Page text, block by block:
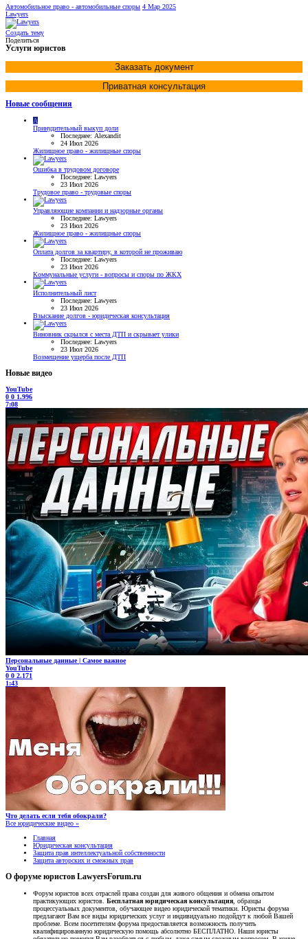
Автомобильное право - автомобильные споры 4 Мар 2025
Lawyers
Создать тему
Поделиться
Услуги юристов
Заказать документ
Приватная консультация
Новые сообщения
A
Принудительный выкуп доли
Последнее: Alexandit
24 Июл 2026
Жилищное право - жилищные споры
Ошибка в трудовом договоре
Последнее: Lawyers
23 Июл 2026
Трудовое право - трудовые споры
Управляющие компании и надзорные органы
Последнее: Lawyers
23 Июл 2026
Жилищное право - жилищные споры
Оплата долгов за квартиру, в которой не проживаю
Последнее: Lawyers
23 Июл 2026
Коммунальные услуги - вопросы и споры по ЖКХ
Исполнительный лист
Последнее: Lawyers
23 Июл 2026
Взыскание долгов - юридическая консультация
Виновник скрылся с места ДТП и скрывает улики
Последнее: Lawyers
23 Июл 2026
Возмещение ущерба после ДТП
Новые видео
YouTube
0 0 1.996
7:08
Персональные данные | Самое важное
YouTube
0 0 2.171
1:43
Что делать если тебя обокрали?
Все юридические видео »
Главная
Юридическая консультация
Защита прав интеллектуальной собственности
Защита авторских и смежных прав
О форуме юристов LawyersForum.ru
Форум юристов всех отраслей права создан для живого общения и обмена опытом
практикующих юристов. Бесплатная юридическая консультация , образцы
процессуальных документов, обучающее видео юридической тематики. Юристы форума
предлагают Вам все виды юридических услуг и индивидуально подойдут к любой Вашей
проблеме. Всем посетителям форума предоставляется возможность получить
квалифицированную юридическую помощь абсолютно БЕСПЛАТНО. Наши юристы